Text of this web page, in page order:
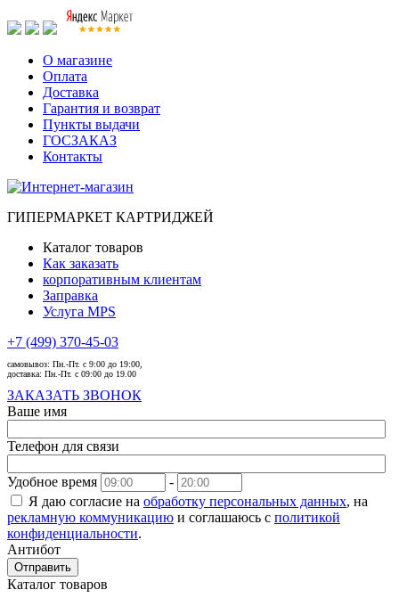
О магазине
Оплата
Доставка
Гарантия и возврат
Пункты выдачи
ГОСЗАКАЗ
Контакты
ГИПЕРМАРКЕТ КАРТРИДЖЕЙ
Каталог товаров
Как заказать
корпоративным клиентам
Заправка
Услуга MPS
+7 (499) 370-45-03
самовывоз: Пн.-Пт. с 9:00 до 19:00,
доставка: Пн.-Пт. с 09:00 до 19.00
ЗАКАЗАТЬ ЗВОНОК
Ваше имя
Телефон для связи
Удобное время
-
Я даю согласие на обработку персональных данных, на
рекламную коммуникацию и соглашаюсь с политикой
конфиденциальности.
Антибот
Отправить
Каталог товаров